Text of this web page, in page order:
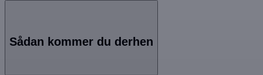
Sådan kommer du derhen